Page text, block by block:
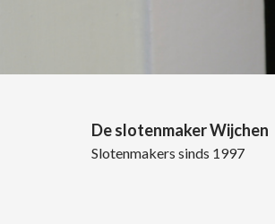
De slotenmaker Wijchen
Slotenmakers sinds 1997